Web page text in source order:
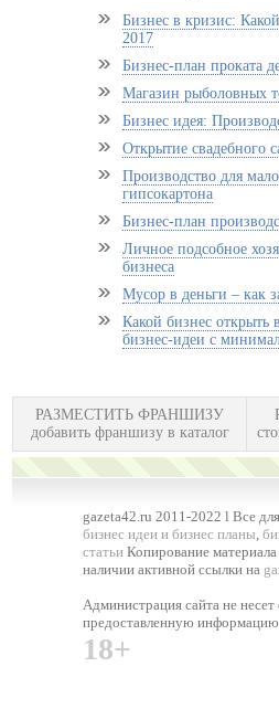
Бизнес в кризис:
2017
Бизнес-план проката
Магазин рыболовных
Бизнес идея:
Открытие свадебного
Производство для
гипсокартона
Бизнес-план
Личное подсобное
бизнеса
Мусор в деньги – как
Какой бизнес
бизнес-идеи с
РАЗМЕСТИТЬ ФРАНШИЗУ
добавить франшизу в каталог
gazeta42.ru 2011-2022 l Все
бизнес идеи и бизнес планы,
статьи Копирование
наличии активной ссылки на
Администрация сайта не несет
предоставленную
18+